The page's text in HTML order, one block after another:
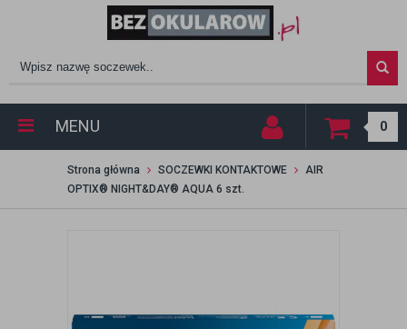
MENU 0
Strona główna SOCZEWKI KONTAKTOWE
AIR
OPTIX® NIGHT&DAY® AQUA 6 szt.